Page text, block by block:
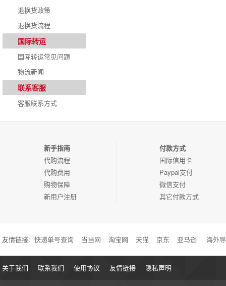
退换货政策
退换货流程
国际转运
国际转运常见问题
物流新闻
联系客服
客服联系方式
新手指南
代购流程
代购费用
购物保障
新用户注册
付款方式
国际信用卡
Paypal支付
微信支付
其它付款方式
友情链接: 快递单号查询 当当网 淘宝网 天猫 京东 亚马逊 海外
关于我们 联系我们 使用协议 友情链接 隐私声明